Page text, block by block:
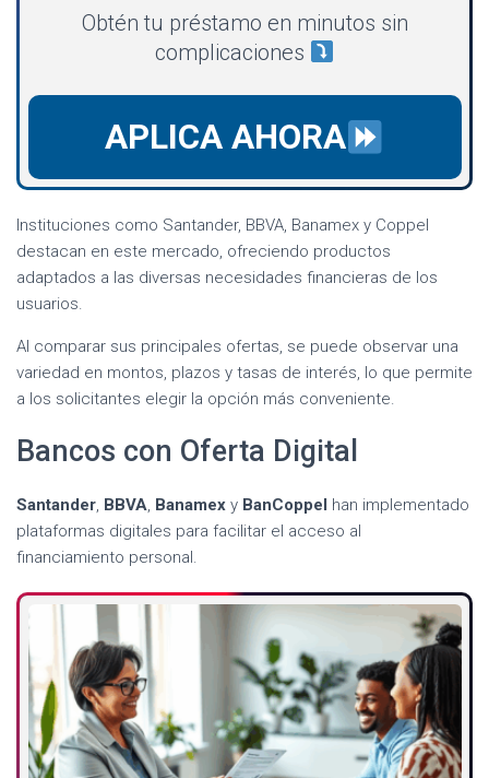
Obtén tu préstamo en minutos sin
complicaciones
APLICA AHORA
Instituciones como Santander, BBVA, Banamex y Coppel
destacan en este mercado, ofreciendo productos
adaptados a las diversas necesidades financieras de los
usuarios.
Al comparar sus principales ofertas, se puede observar una
variedad en montos, plazos y tasas de interés, lo que permite
a los solicitantes elegir la opción más conveniente.
Bancos con Oferta Digital
Santander, BBVA, Banamex y BanCoppel
han implementado
plataformas digitales para facilitar el acceso al
financiamiento personal.